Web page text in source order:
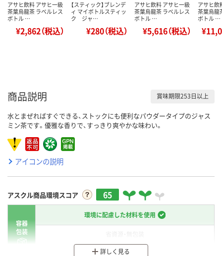
アサヒ飲料 アサヒ一級
茶葉烏龍茶 ラベルレス
ボトル …
¥2,862（税込）
【スティック】ブレンデ
ィ マイボトルスティッ
ク ジャ…
¥280（税込）
アサヒ飲料 アサヒ一級
茶葉烏龍茶 ラベルレス
ボトル …
¥5,616（税込）
アサヒ飲
茶葉烏龍
ボトル …
商品説明 賞味期限253日以上
水とまぜればすぐできる、ストックにも便利なパウダータイプのジャス
ミン茶です。優雅な香りで、すっきり爽やかな味わい。
アイコンの説明
アスクル商品環境スコア 65
容器
包装
環境に配慮した材料を使用
分別・リサイクルしやすい設計
詳しく見る